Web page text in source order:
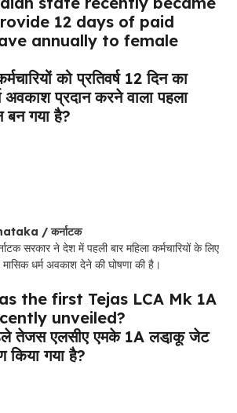
12 days of paid
annually to female
को प्रतिवर्ष 12 दिन का
अवकाश प्रदान करने वाला पहला
बन गया है?
/ कर्नाटक
सरकार ने देश में पहली बार महिला कर्मचारियों के लिए
धर्म अवकाश देने की घोषणा की है।
the first Tejas LCA Mk 1A
unveiled?
तेजस एलसीए एमके 1A लडा़कू जेट
किया गया है?